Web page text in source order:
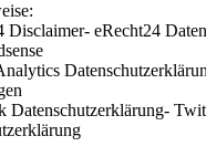
Disclaimer- eRecht24
Datenschutzerklärung-